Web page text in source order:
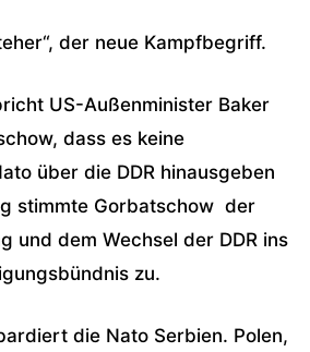
der neue Kampfbegriff.
US-Außenminister Baker
dass es keine
über die DDR hinausgeben
stimmte Gorbatschow der
und dem Wechsel der DDR ins
zu.
die Nato Serbien. Polen,